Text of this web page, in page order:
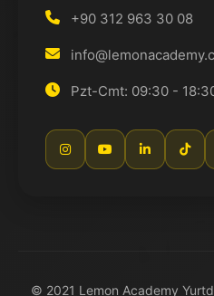
+90 312 963 30 08
Pzt-Cmt: 09:30 -
© 2021 Lemon Academy